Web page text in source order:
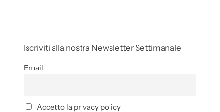
Iscriviti alla nostra Newsletter Settimanale
Email
Accetto la privacy policy